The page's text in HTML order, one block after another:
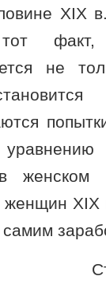
XIX
тот
не
женском
женщин